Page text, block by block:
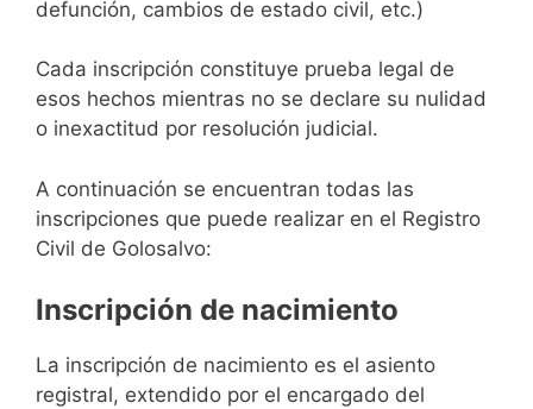
defunción, cambios de estado civil, etc.)
Cada inscripción constituye prueba legal de
esos hechos mientras no se declare su nulidad
o inexactitud por resolución judicial.
A continuación se encuentran todas las
inscripciones que puede realizar en el Registro
Civil de Golosalvo:
Inscripción de nacimiento
La inscripción de nacimiento es el asiento
registral, extendido por el encargado del